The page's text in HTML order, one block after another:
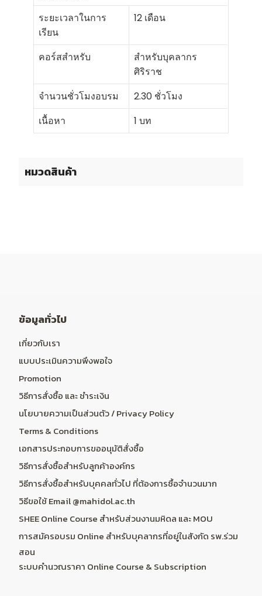
หมวดสินค้า
ระยะเวลาในการ
เรียน
12 เดือน
คอร์สสำหรับ
สำหรับบุคลากร
ศิริราช
จำนวนชั่วโมงอบรม
2.30 ชั่วโมง
เนื้อหา
1 บท
ข้อมูลทั่วไป
เกี่ยวกับเรา
แบบประเมินความพึงพอใจ
Promotion
วิธีการสั่งซื้อ และ ชำระเงิน
นโยบายความเป็นส่วนตัว / Privacy Policy
Terms & Conditions
เอกสารประกอบการขออนุมัติสั่งซื้อ
วิธีการสั่งซื้อสำหรับลูกค้าองค์กร
วิธีการสั่งซื้อสำหรับบุคคลทั่วไป ที่ต้องการซื้อจำนวนมาก
วิธีขอใช้ Email @mahidol.ac.th
SHEE Online Course สำหรับส่วนงานมหิดล และ MOU
การสมัครอบรม Online สำหรับบุคลากรที่อยู่ในสังกัด รพ.ร่วม
สอน
ระบบคำนวณราคา Online Course & Subscription